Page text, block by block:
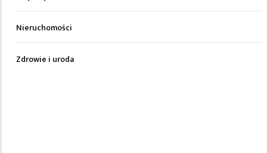
Nieruchomości
Zdrowie i uroda